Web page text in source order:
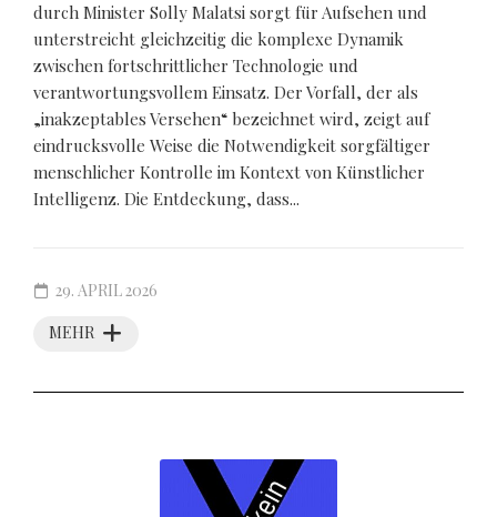
durch Minister Solly Malatsi sorgt für Aufsehen und
unterstreicht gleichzeitig die komplexe Dynamik
zwischen fortschrittlicher Technologie und
verantwortungsvollem Einsatz. Der Vorfall, der als
„inakzeptables Versehen“ bezeichnet wird, zeigt auf
eindrucksvolle Weise die Notwendigkeit sorgfältiger
menschlicher Kontrolle im Kontext von Künstlicher
Intelligenz. Die Entdeckung, dass...
MEHR
29. APRIL 2026